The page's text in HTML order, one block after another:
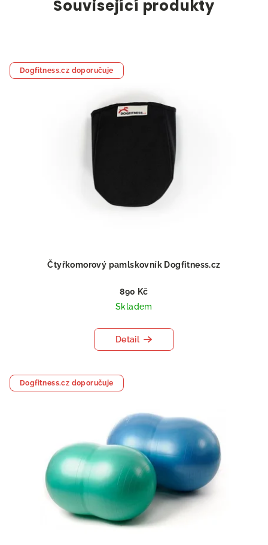
Související produkty
Dogfitness.cz doporučuje
Čtyřkomorový pamlskovník Dogfitness.cz
890 Kč
Skladem
Detail
Dogfitness.cz doporučuje